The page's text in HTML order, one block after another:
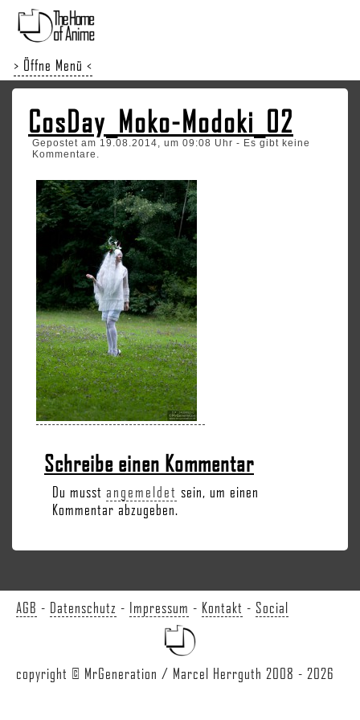
> Öffne Menü <
CosDay_Moko-Modoki_02
Gepostet am 19.08.2014, um 09:08 Uhr - Es gibt keine
Kommentare.
Schreibe einen Kommentar
Du musst angemeldet sein, um einen
Kommentar abzugeben.
AGB - Datenschutz - Impressum - Kontakt - Social
copyright © MrGeneration / Marcel Herrguth 2008 - 2026